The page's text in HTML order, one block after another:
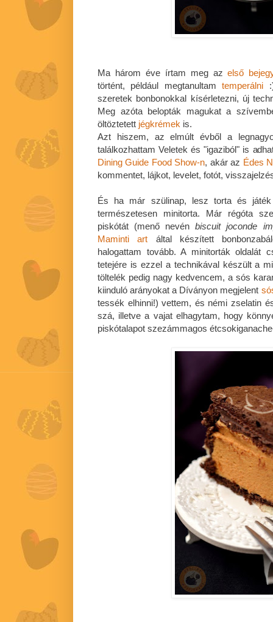
Ma három éve írtam meg azelső
történt, például megtanultamtemperálni
szeretek bonbonokkal kísérletezni, új
Meg azóta belopták magukat a
öltöztetett jégkrémek is.
Azt hiszem, az elmúlt évből a
találkozhattam Veletek és "igaziból" is
Dining Guide Food Show-n, akár az Édes
kommentet, lájkot, levelet, fotót,
És ha már szülinap, lesz torta és
természetesen minitorta. Már régóta
piskótát (menő nevénbiscuit joconde
Maminti art által készített
halogattam tovább. A minitorták oldalát
tetejére is ezzel a technikával készült a
töltelék pedig nagy kedvencem, a sós
kiinduló arányokat a Díványon megjelent
tessék elhinni!) vettem, és némi zselatin
szá, illetve a vajat elhagytam, hogy
piskótalapot szezámmagos